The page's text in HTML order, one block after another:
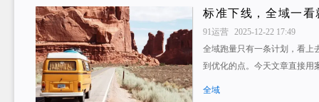
标准下线，全域一
91运营
2025-12-22 17:49
全域跑量只有一条计划，看上
到优化的点。今天文章直接
全域